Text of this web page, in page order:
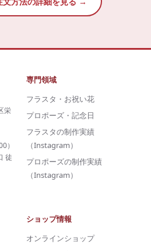
栄
）
徒
専門領域
フラスタ・お祝い花
プロポーズ・記念日
フラスタの制作実績
（Instagram）
プロポーズの制作実績
（Instagram）
ショップ情報
オンラインショップ